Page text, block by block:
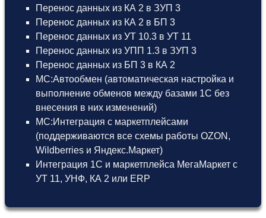
Перенос данных из КА 2 в ЗУП 3
Перенос данных из КА 2 в БП 3
Перенос данных из УТ 10.3 в УТ 11
Перенос данных из УПП 1.3 в ЗУП 3
Перенос данных из БП 3 в КА 2
МС:Автообмен (автоматическая настройка и
выполнение обменов между базами 1С без
внесения в них изменений)
МС:Интеграция с маркетплейсами
(поддерживаются все схемы работы OZON,
Wildberries и Яндекс.Маркет)
Интеграция 1С и маркетплейса МегаМаркет с
УТ 11, УНФ, КА 2 или ERP